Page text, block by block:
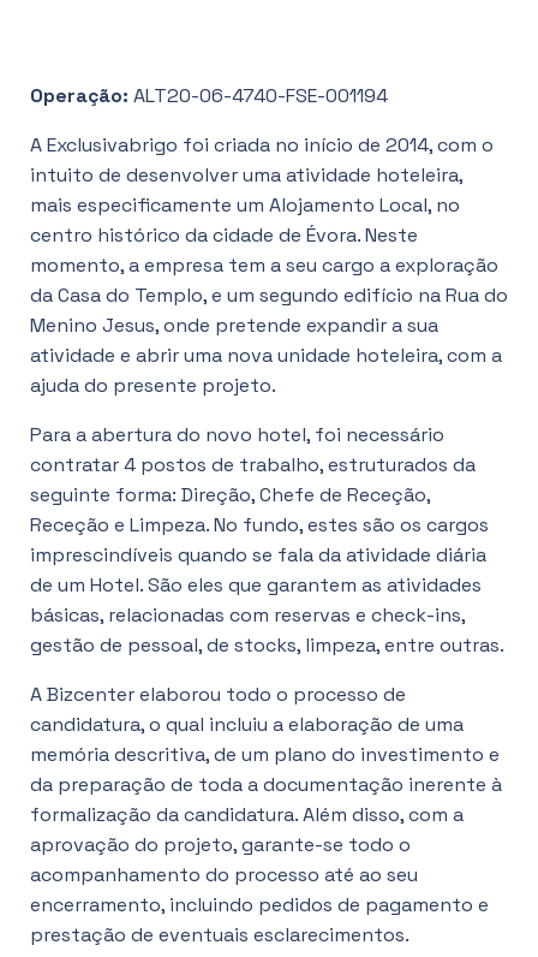
Operação: ALT20-06-4740-FSE-001194
A Exclusivabrigo foi criada no início de 2014, com o
intuito de desenvolver uma atividade hoteleira,
mais especificamente um Alojamento Local, no
centro histórico da cidade de Évora. Neste
momento, a empresa tem a seu cargo a exploração
da Casa do Templo, e um segundo edifício na Rua do
Menino Jesus, onde pretende expandir a sua
atividade e abrir uma nova unidade hoteleira, com a
ajuda do presente projeto.
Para a abertura do novo hotel, foi necessário
contratar 4 postos de trabalho, estruturados da
seguinte forma: Direção, Chefe de Receção,
Receção e Limpeza. No fundo, estes são os cargos
imprescindíveis quando se fala da atividade diária
de um Hotel. São eles que garantem as atividades
básicas, relacionadas com reservas e check-ins,
gestão de pessoal, de stocks, limpeza, entre outras.
A Bizcenter elaborou todo o processo de
candidatura, o qual incluiu a elaboração de uma
memória descritiva, de um plano do investimento e
da preparação de toda a documentação inerente à
formalização da candidatura. Além disso, com a
aprovação do projeto, garante-se todo o
acompanhamento do processo até ao seu
encerramento, incluindo pedidos de pagamento e
prestação de eventuais esclarecimentos.